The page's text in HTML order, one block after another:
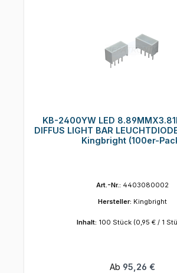
KB-2400YW LED
DIFFUS LIGHT BAR
Kingbright (100er-
Art.-Nr.: 4403080002
Hersteller: Kingbright
Inhalt: 100 Stück (0,95 € / 1
Regulärer Preis:
Ab 95,26 €